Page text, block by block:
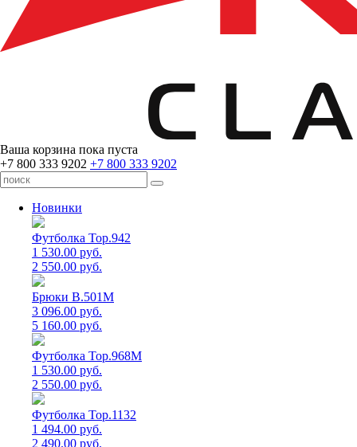
Ваша корзина пока пуста
+7 800 333 9202 +7 800 333 9202
Новинки
Футболка Top.942
1 530.00 руб.
2 550.00 руб.
Брюки B.501M
3 096.00 руб.
5 160.00 руб.
Футболка Top.968M
1 530.00 руб.
2 550.00 руб.
Футболка Top.1132
1 494.00 руб.
2 490.00 руб.